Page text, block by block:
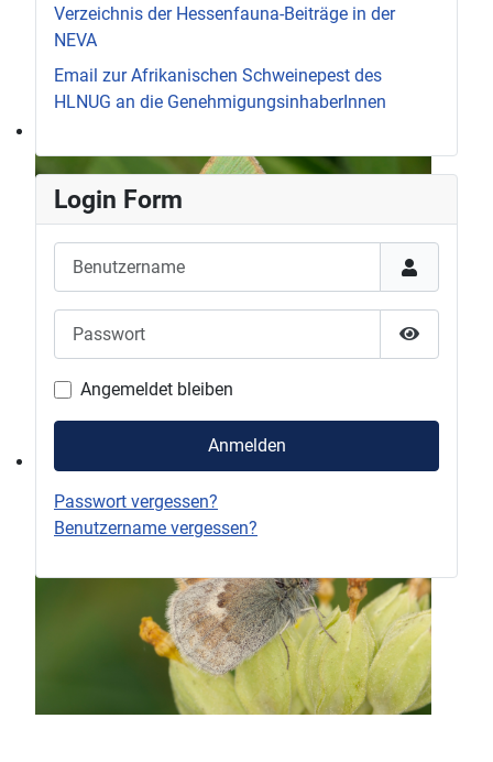
Verzeichnis der Hessenfauna-Beiträge in der
NEVA
Email zur Afrikanischen Schweinepest des
HLNUG an die GenehmigungsinhaberInnen
Login Form
Passwort
Angemeldet bleiben
Anmelden
Passwort vergessen?
Benutzername vergessen?